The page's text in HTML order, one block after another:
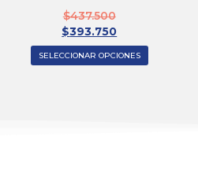
$437.500
$393.750
SELECCIONAR OPCIONES